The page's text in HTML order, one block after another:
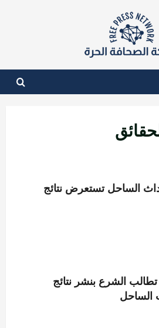
الساحل تستعرض نتائج
تطالب الشرع بنشر نتائج
الساحل